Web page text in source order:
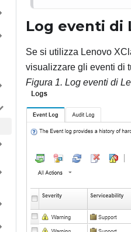
Log eventi di
Se si utilizza Lenovo
visualizzare gli eventi di
Figura 1. Log eventi di